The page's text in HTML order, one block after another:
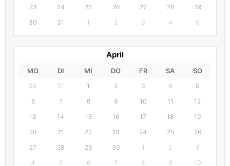
23
24 25 26 27 28
29
30
31 1 2 3 4 5
April
MO DI MI DO FR SA SO
30 31 1 2 3 4
5
6
7 8 9 10 11
12
13
14 15 16 17 18
19
20
21 22 23 24 25
26
27
28 29 30 1 2
3
4
5 6 7 8 9 10